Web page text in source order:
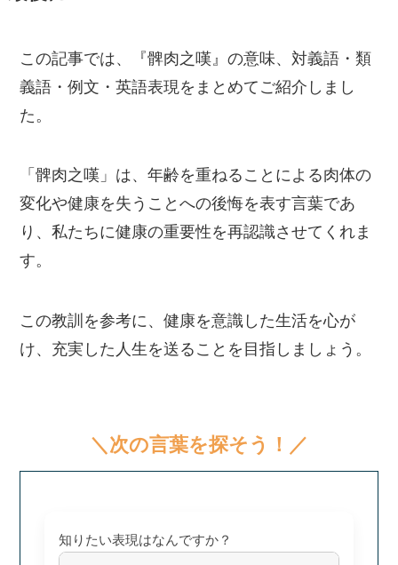
この記事では、『髀肉之嘆』の意味、対義語・類
義語・例文・英語表現をまとめてご紹介しまし
た。
「髀肉之嘆」は、年齢を重ねることによる肉体の
変化や健康を失うことへの後悔を表す言葉であ
り、私たちに健康の重要性を再認識させてくれま
す。
この教訓を参考に、健康を意識した生活を心が
け、充実した人生を送ることを目指しましょう。
＼次の言葉を探そう！／
知りたい表現はなんですか？